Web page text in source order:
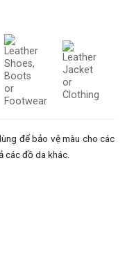
để bảo vệ màu cho các
đồ da khác.